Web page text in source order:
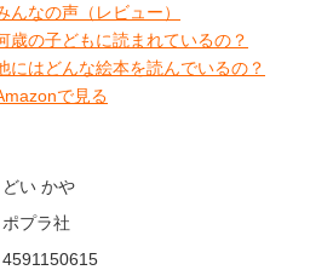
んなの声（レビュー）
歳の子どもに読まれているの？
にはどんな絵本を読んでいるの？
で見る
どい かや
ポプラ社
4591150615